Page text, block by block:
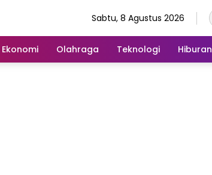
Sabtu, 8 Agustus 2026
Ekonomi Olahraga Teknologi Hiburan